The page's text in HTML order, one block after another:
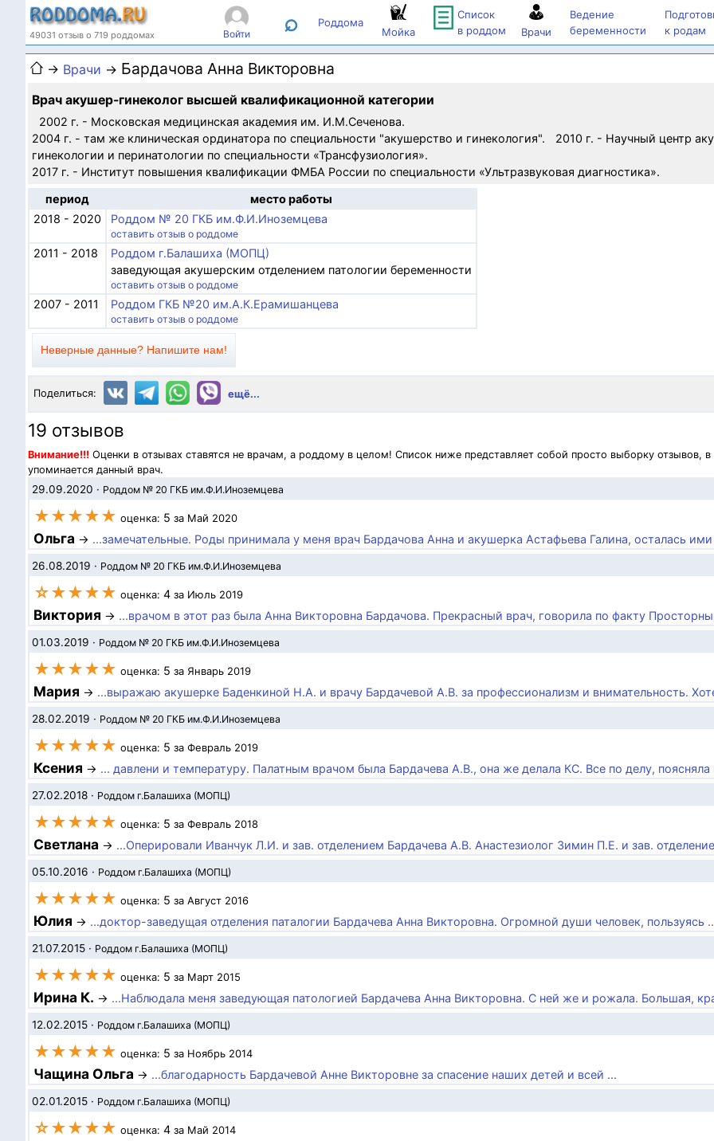
49031 отзыв о 719 роддомах Войти ⌕ Роддома
Мойка
Список
в роддом
Врачи
Ведение
беременности
к родам
→ Врачи → Бардачова Анна Викторовна
Врач акушер-гинеколог высшей квалификационной категории
2002 г. - Московская медицинская академия им. И.М.Сеченова.
2004 г. - там же клиническая ординатора по специальности "акушерство и гинекология". 2010 г. - Научный центр
гинекологии и перинатологии по специальности «Трансфузиология».
2017 г. - Институт повышения квалификации ФМБА России по специальности «Ультразвуковая диагностика».
период
место работы
2018 - 2020
Роддом № 20 ГКБ им.Ф.И.Иноземцева
оставить отзыв о роддоме
2011 - 2018
Роддом г.Балашиха (МОПЦ)
заведующая акушерским отделением патологии беременности
оставить отзыв о роддоме
2007 - 2011 Роддом ГКБ №20 им.А.К.Ерамишанцева
оставить отзыв о роддоме
Неверные данные? Напишите нам!
Поделиться: ещё...
19 отзывов
Внимание!!! Оценки в отзывах ставятся не врачам, а роддому в целом! Список ниже представляет собой просто выборку отзывов,
упоминается данный врач.
29.09.2020 · Роддом № 20 ГКБ им.Ф.И.Иноземцева
★★★★★ оценка: 5 за Май 2020
Ольга → ...замечательные. Роды принимала у меня врач Бардачова Анна и акушерка Астафьева Галина, осталась ими
26.08.2019 · Роддом № 20 ГКБ им.Ф.И.Иноземцева
☆★★★★ оценка: 4 за Июль 2019
Виктория → ...врачом в этот раз была Анна Викторовна Бардачова. Прекрасный врач, говорила по факту
01.03.2019 · Роддом № 20 ГКБ им.Ф.И.Иноземцева
★★★★★ оценка: 5 за Январь 2019
Мария → ...выражаю акушерке Баденкиной Н.А. и врачу Бардачевой А.В. за профессионализм и внимательность.
28.02.2019 · Роддом № 20 ГКБ им.Ф.И.Иноземцева
★★★★★ оценка: 5 за Февраль 2019
Ксения → ... давлени и температуру. Палатным врачом была Бардачева А.В., она же делала КС. Все по делу, поясняла
27.02.2018 · Роддом г.Балашиха (МОПЦ)
★★★★★ оценка: 5 за Февраль 2018
Светлана → ...Оперировали Иванчук Л.И. и зав. отделением Бардачева А.В. Анастезиолог Зимин П.Е. и зав.
05.10.2016 · Роддом г.Балашиха (МОПЦ)
★★★★★ оценка: 5 за Август 2016
Юлия → ...доктор-заведущая отделения паталогии Бардачева Анна Викторовна. Огромной души человек, пользуясь
21.07.2015 · Роддом г.Балашиха (МОПЦ)
★★★★★ оценка: 5 за Март 2015
Ирина К. → ...Наблюдала меня заведующая патологией Бардачева Анна Викторовна. С ней же и рожала. Большая,
12.02.2015 · Роддом г.Балашиха (МОПЦ)
★★★★★ оценка: 5 за Ноябрь 2014
Чащина Ольга → ...благодарность Бардачевой Анне Викторовне за спасение наших детей и всей ...
02.01.2015 · Роддом г.Балашиха (МОПЦ)
☆★★★★ оценка: 4 за Май 2014